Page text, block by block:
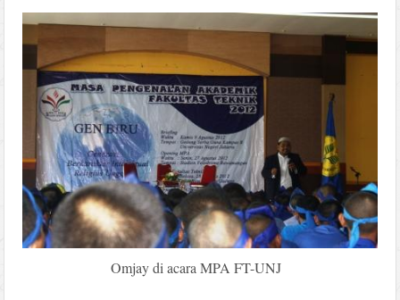
Omjay di acara MPA FT-UNJ